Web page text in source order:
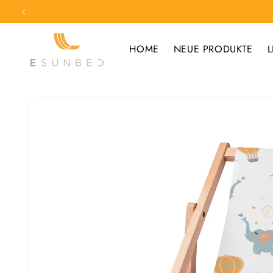
zum
Inhalt
HOME NEUE PRODUKTE